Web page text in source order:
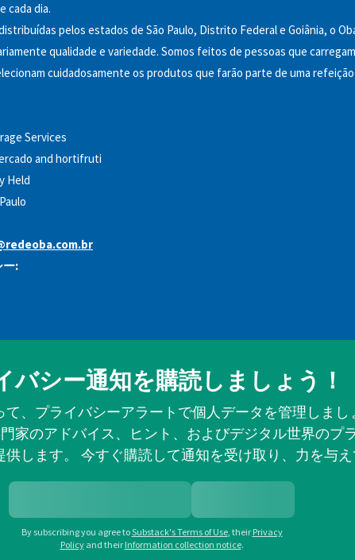
cada dia.
pelos estados de São Paulo, Distrito Federal e Goiânia, o
qualidade e variedade. Somos feitos de pessoas que
cuidadosamente os produtos que farão parte de uma
Services
and hortifruti
Held
ー:
バシー通知を購読しましょう！
、プライバシーアラートで個人データを管理しまし
家のアドバイス、ヒント、およびデジタル世界のプ
します。 今すぐ購読して通知を受け取り、力を与え
By subscribing you agree toSubstack's Terms of Use, their Privacy
Policy and their Information collection notice.